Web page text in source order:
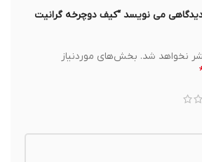
می نویسد “کیف دوچرخه گرانیت
شد. بخش‌های موردنیاز